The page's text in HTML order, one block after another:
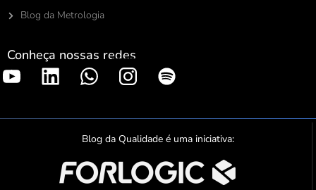
Blog da Metrologia
Conheça nossas redes
S
o
t
i
f
Blog da Qualidade é uma iniciativa: